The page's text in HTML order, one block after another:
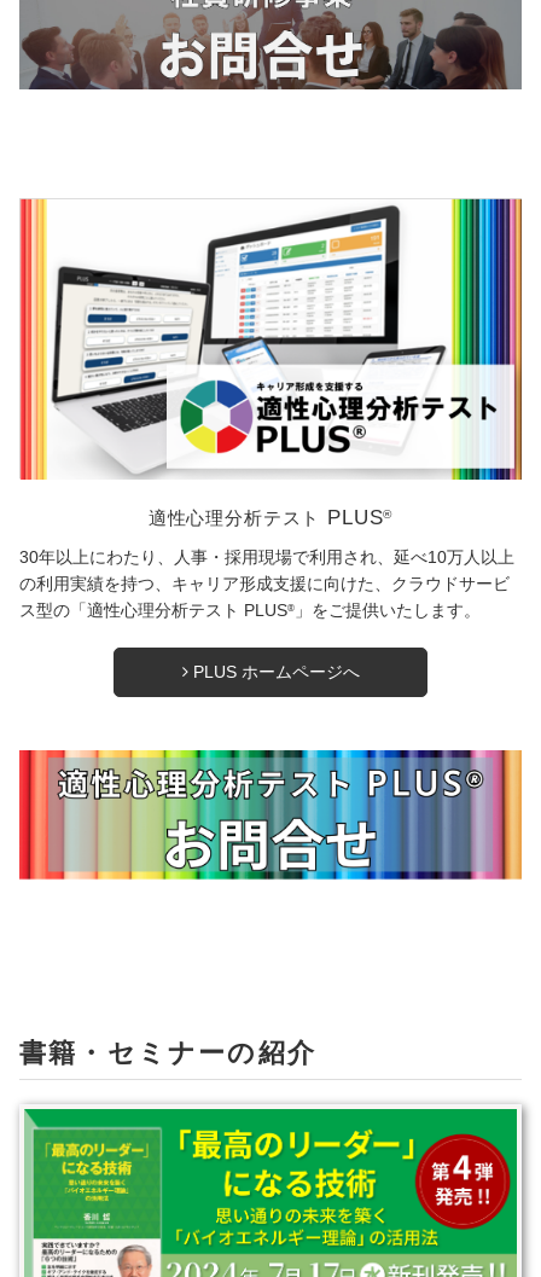
適性心理分析テスト PLUS®
30年以上にわたり、人事・採用現場で利用され、延べ10万人以上
の利用実績を持つ、キャリア形成支援に向けた、クラウドサービ
ス型の「適性心理分析テスト PLUS® 」をご提供いたします。
PLUS ホームページへ
書籍・セミナーの紹介